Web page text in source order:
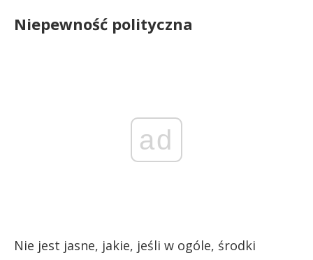
Niepewność polityczna
ad
Nie jest jasne, jakie, jeśli w ogóle, środki